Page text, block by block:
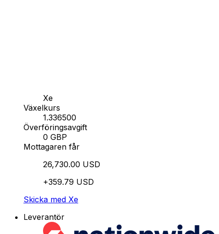
Xe
Växelkurs
1.336500
Överföringsavgift
0 GBP
Mottagaren får
26,730.00 USD
+359.79 USD
Skicka med Xe
Leverantör